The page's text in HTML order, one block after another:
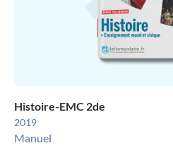
Histoire-EMC 2de
2019
Manuel